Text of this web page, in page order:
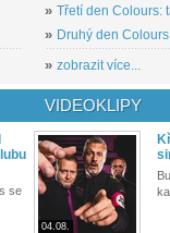
» Třetí den Colours:
» Druhý den
» zobrazit více...
se
VIDEOKLIPY
04.08.